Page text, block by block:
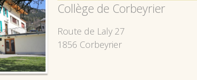
Collège de Corbeyrier
Route de Laly 27
1856 Corbeyrier